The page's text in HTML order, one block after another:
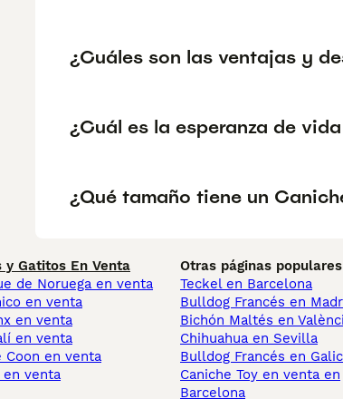
¿Cuáles son las ventajas y
¿Cuál es la esperanza de
¿Qué tamaño tiene un
y Gatitos En Venta
de Noruega en venta
en venta
en venta
en venta
Coon en venta
en venta
Otras páginas populares
Teckel en Barcelona
Bulldog Francés en
Bichón Maltés en
Chihuahua en Sevilla
Bulldog Francés en
Caniche Toy en venta en
Barcelona